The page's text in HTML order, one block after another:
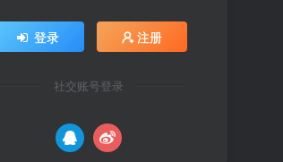
登录 注册
社交账号登录